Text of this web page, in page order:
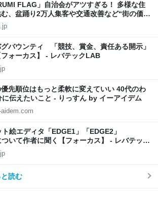
FLAG」自治会がアツすぎる！ 多様な住
、盆踊り2万人集客や交通改善など“街の価値
区
バウンティ 「競技、賞金、責任ある開示」
ォーカス】 - レバテックLAB
先順位はもっと柔軟に変えていい 40代のわ
に伝えたいこと - りっすん by イーアイデム
aidem.com
絵エディタ「EDGE1」「EDGE2」
ついて作者に聞く【フォーカス】 - レバテック
読む